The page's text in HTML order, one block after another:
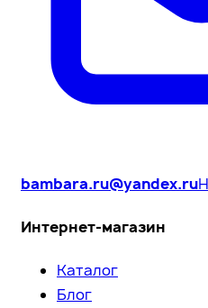
bambara.ru@yandex.ru
Интернет-магазин
Каталог
Блог